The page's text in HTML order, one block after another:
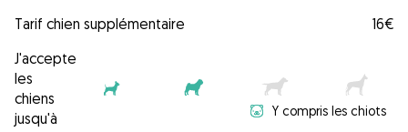
Tarif chien supplémentaire
16€
J'accepte
les
chiens
jusqu'à
Y compris les chiots